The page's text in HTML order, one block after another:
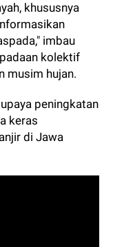
khususnya
imbau
kolektif
musim hujan.
peningkatan
keras
di Jawa